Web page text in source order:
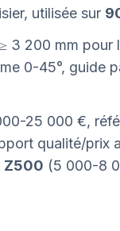
utilisée sur
3 200 mm pour
0-45°, guide
25 000 €,
qualité/prix
Z500 (5 000-8